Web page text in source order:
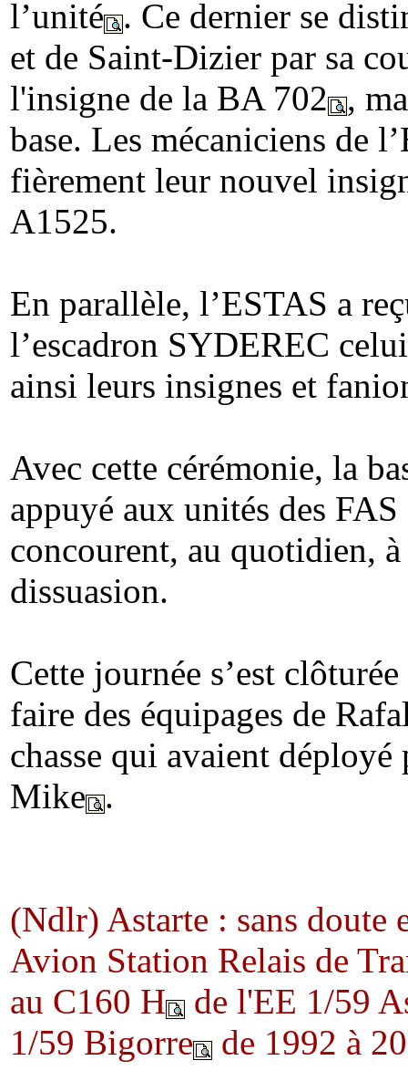
l’unité . Ce dernier se
et de Saint-Dizier par sa
l'insigne de la BA 702 ,
base. Les mécaniciens de
fièrement leur nouvel
A1525.
En parallèle, l’ESTAS a
l’escadron SYDEREC
ainsi leurs insignes et
Avec cette cérémonie, la
appuyé aux unités des
concourent, au quotidien,
dissuasion.
Cette journée s’est
faire des équipages de
chasse qui avaient
Mike .
(Ndlr) Astarte : sans doute
Avion Station Relais de
au C160 H
de l'EE 1/59
1/59 Bigorre
de 1992 à